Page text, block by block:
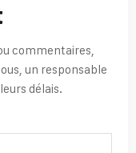
commentaires,
un responsable
délais.